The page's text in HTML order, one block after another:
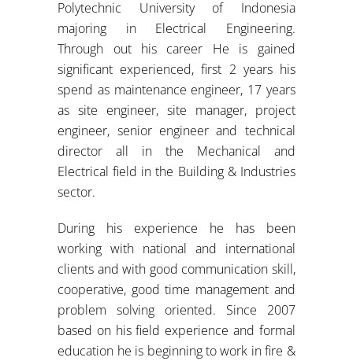
Polytechnic University of Indonesia
majoring in Electrical Engineering.
Through out his career He is gained
significant experienced, first 2 years his
spend as maintenance engineer, 17 years
as site engineer, site manager, project
engineer, senior engineer and technical
director all in the Mechanical and
Electrical field in the Building & Industries
sector.
During his experience he has been
working with national and international
clients and with good communication skill,
cooperative, good time management and
problem solving oriented. Since 2007
based on his field experience and formal
education he is beginning to work in fire &